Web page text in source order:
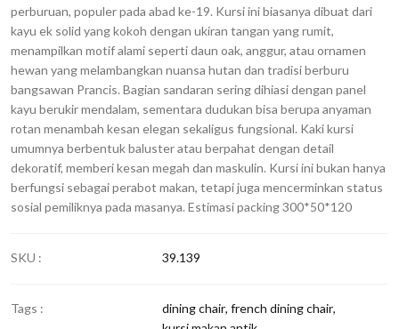
perburuan, populer pada abad ke-19. Kursi ini biasanya dibuat dari
kayu ek solid yang kokoh dengan ukiran tangan yang rumit,
menampilkan motif alami seperti daun oak, anggur, atau ornamen
hewan yang melambangkan nuansa hutan dan tradisi berburu
bangsawan Prancis. Bagian sandaran sering dihiasi dengan panel
kayu berukir mendalam, sementara dudukan bisa berupa anyaman
rotan menambah kesan elegan sekaligus fungsional. Kaki kursi
umumnya berbentuk baluster atau berpahat dengan detail
dekoratif, memberi kesan megah dan maskulin. Kursi ini bukan hanya
berfungsi sebagai perabot makan, tetapi juga mencerminkan status
sosial pemiliknya pada masanya. Estimasi packing 300*50*120
SKU : 39.139
Tags : dining chair, french dining chair,